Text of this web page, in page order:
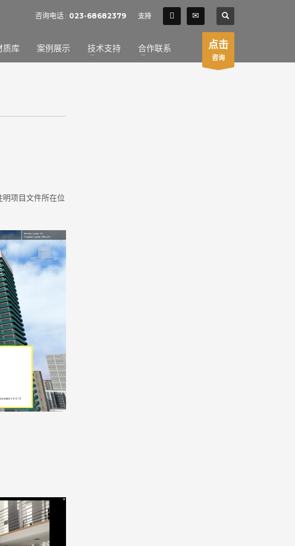
SHOWROOM HOURS
Sat - 9:00AM-5:00PM
Sundays by appointment only!
咨询电话 : 023-68682379 支持
质库 案例展示 技术支持 合作联系 点击
咨询
项目文件所在位